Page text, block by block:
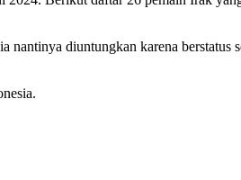
diuntungkan karena berstatus